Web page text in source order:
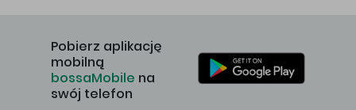
Pobierz aplikację
mobilną
bossaMobile na
swój telefon